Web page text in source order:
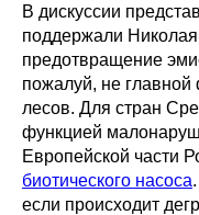
В дискуссии
поддержали
предотвращение
пожалуй, не
лесов. Для стран
функцией
Европейской части
биотического насоса
если происходит